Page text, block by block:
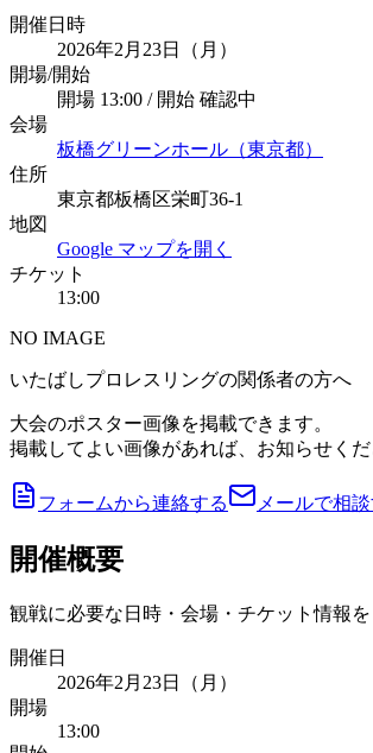
開催日時
2026年2月23日（月）
開場/開始
開場 13:00 / 開始 確認中
会場
板橋グリーンホール（東京都）
住所
東京都板橋区栄町36-1
地図
Google マップを開く
チケット
13:00
NO IMAGE
いたばしプロレスリングの関係者の方へ
大会のポスター画像を掲載できます。
掲載してよい画像があれば、お知らせくだ
フォームから連絡する メールで相
開催概要
観戦に必要な日時・会場・チケット情報を
開催日
2026年2月23日（月）
開場
13:00